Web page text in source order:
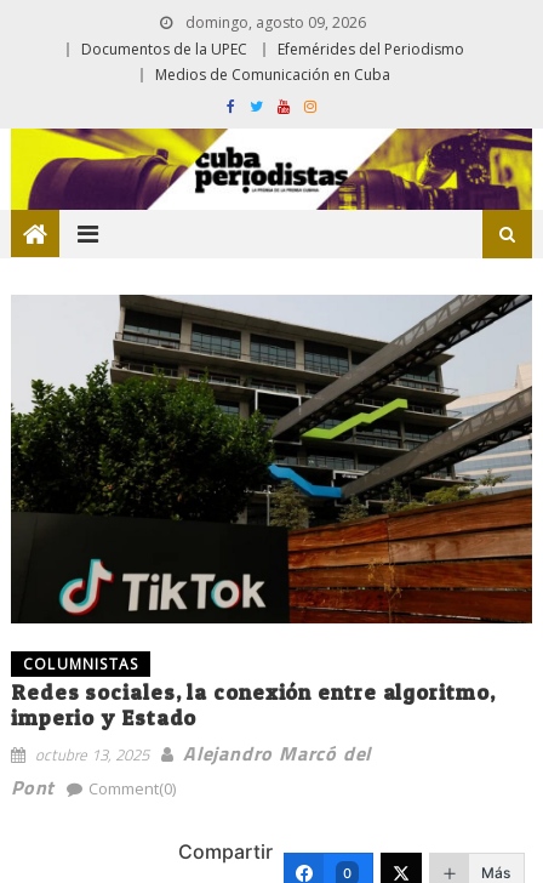
domingo, agosto 09, 2026
Documentos de la UPEC
Efemérides del Periodismo
Medios de Comunicación en Cuba
COLUMNISTAS
Redes sociales, la conexión entre algoritmo,
imperio y Estado
octubre 13, 2025
Alejandro Marcó del
Pont
Comment(0)
Compartir
0 Más